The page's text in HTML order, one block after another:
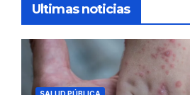
Ultimas noticias